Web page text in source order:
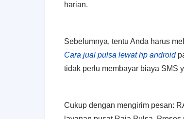
harian.
Sebelumnya, tentu Anda harus
Cara jual pulsa lewat hp android
tidak perlu membayar biaya SMS
Cukup dengan mengirim pesan: